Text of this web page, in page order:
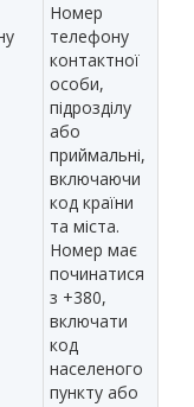
Номер
телефону
контактної
особи,
підрозділу
або
приймальні,
включаючи
код країни
та міста.
Номер має
починатися
з +380,
включати
код
населеного
пункту або